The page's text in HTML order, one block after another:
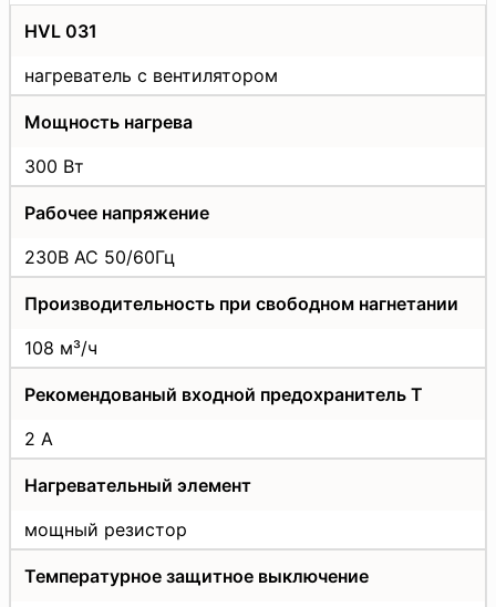
HVL 031
нагреватель с вентилятором
Мощность нагрева
300 Вт
Рабочее напряжение
230В AC 50/60Гц
Производительность при свободном нагнетании
108 м³/ч
Рекомендованый входной предохранитель Т
2 А
Нагревательный элемент
мощный резистор
Температурное защитное выключение